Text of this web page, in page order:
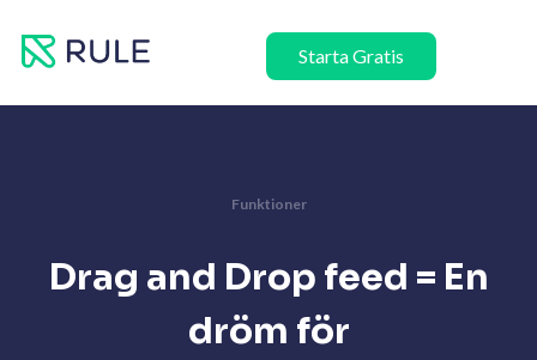
Starta Gratis
Funktioner
Drag and Drop feed = En
dröm för